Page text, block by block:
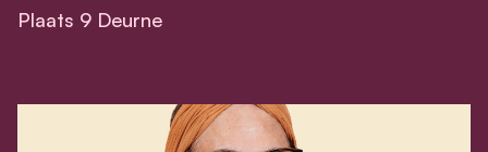
Plaats 9 Deurne